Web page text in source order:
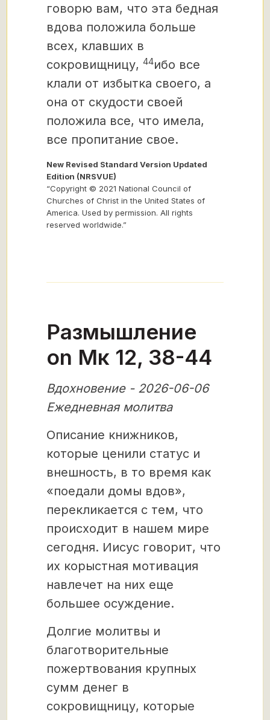
говорю вам, что эта бедная
вдова положила больше
всех, клавших в
сокровищницу, 44ибо все
клали от избытка своего, а
она от скудости своей
положила все, что имела,
все пропитание свое.
New Revised Standard Version Updated
Edition (NRSVUE)
“Copyright © 2021 National Council of
Churches of Christ in the United States of
America. Used by permission. All rights
reserved worldwide.”
Размышление
on Мк 12, 38-44
Вдохновение - 2026-06-06
Ежедневная молитва
Описание книжников,
которые ценили статус и
внешность, в то время как
«поедали домы вдов»,
перекликается с тем, что
происходит в нашем мире
сегодня. Иисус говорит, что
их корыстная мотивация
навлечет на них еще
большее осуждение.
Долгие молитвы и
благотворительные
пожертвования крупных
сумм денег в
сокровищницу, которые